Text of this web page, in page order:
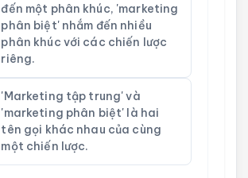
đến một phân khúc, 'marketing
phân biệt' nhắm đến nhiều
phân khúc với các chiến lược
riêng.
'Marketing tập trung' và
'marketing phân biệt' là hai
tên gọi khác nhau của cùng
một chiến lược.